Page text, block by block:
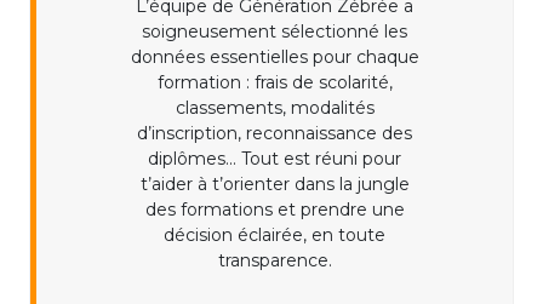
L’équipe de Génération Zébrée a
soigneusement sélectionné les
données essentielles pour chaque
formation : frais de scolarité,
classements, modalités
d’inscription, reconnaissance des
diplômes... Tout est réuni pour
t’aider à t’orienter dans la jungle
des formations et prendre une
décision éclairée, en toute
transparence.